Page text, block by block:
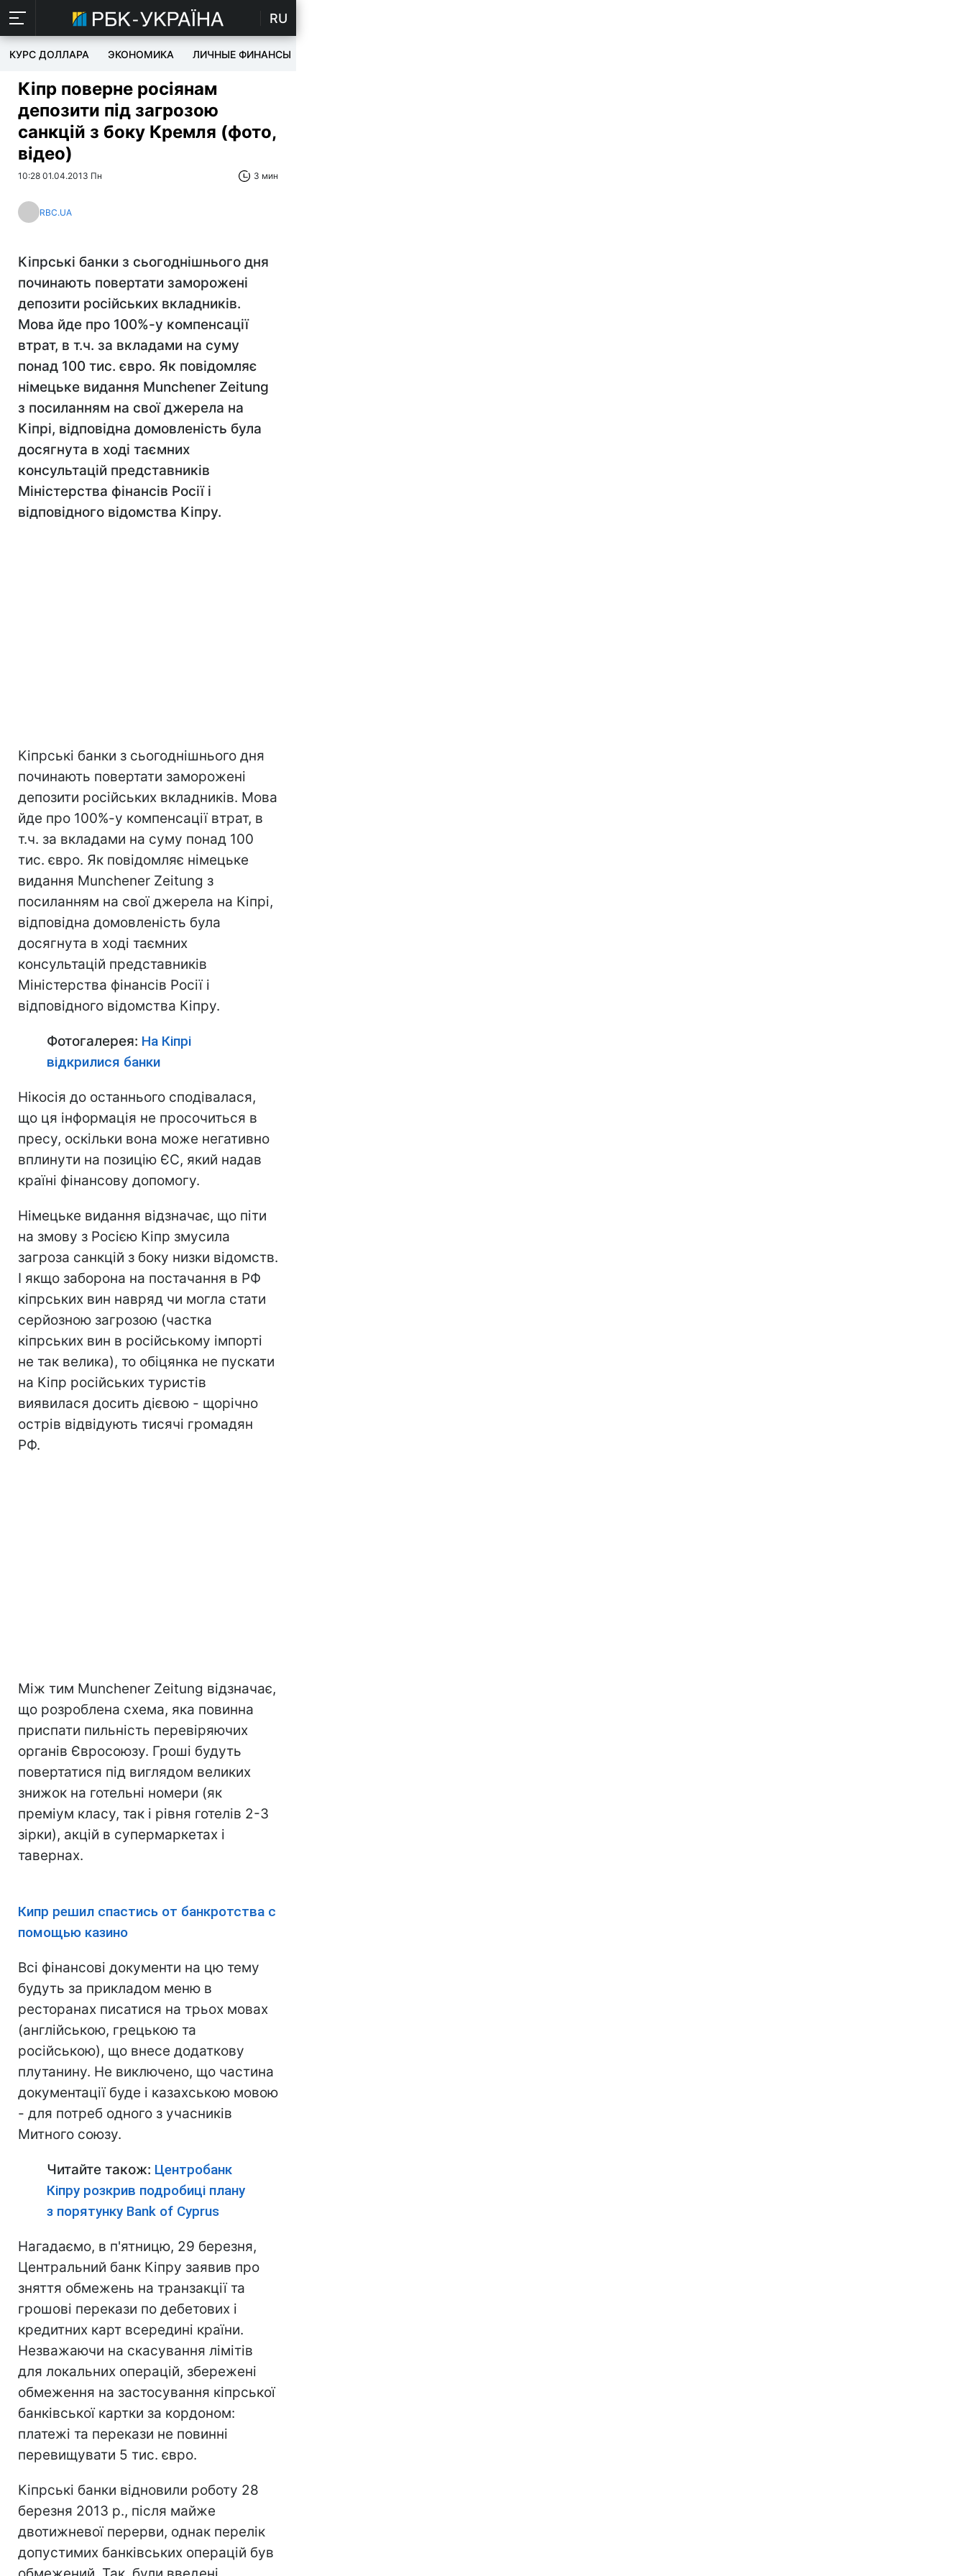
RU
КУРС ДОЛЛАРА ЭКОНОМИКА ЛИЧНЫЕ ФИНАНСЫ
Кіпр поверне росіянам
депозити під загрозою
санкцій з боку Кремля (фото,
відео)
10:28 01.04.2013 Пн 3 мин
RBC.UA
Кіпрські банки з сьогоднішнього дня
починають повертати заморожені
депозити російських вкладників.
Мова йде про 100%-у компенсації
втрат, в т.ч. за вкладами на суму
понад 100 тис. євро. Як повідомляє
німецьке видання Munchener Zeitung
з посиланням на свої джерела на
Кіпрі, відповідна домовленість була
досягнута в ході таємних
консультацій представників
Міністерства фінансів Росії і
відповідного відомства Кіпру.
Кіпрські банки з сьогоднішнього дня
починають повертати заморожені
депозити російських вкладників. Мова
йде про 100%-у компенсації втрат, в
т.ч. за вкладами на суму понад 100
тис. євро. Як повідомляє німецьке
видання Munchener Zeitung з
посиланням на свої джерела на Кіпрі,
відповідна домовленість була
досягнута в ході таємних
консультацій представників
Міністерства фінансів Росії і
відповідного відомства Кіпру.
Фотогалерея: На Кіпрі
відкрилися банки
Нікосія до останнього сподівалася,
що ця інформація не просочиться в
пресу, оскільки вона може негативно
вплинути на позицію ЄС, який надав
країні фінансову допомогу.
Німецьке видання відзначає, що піти
на змову з Росією Кіпр змусила
загроза санкцій з боку низки відомств.
І якщо заборона на постачання в РФ
кіпрських вин навряд чи могла стати
серйозною загрозою (частка
кіпрських вин в російському імпорті
не так велика), то обіцянка не пускати
на Кіпр російських туристів
виявилася досить дієвою - щорічно
острів відвідують тисячі громадян
РФ.
Між тим Munchener Zeitung відзначає,
що розроблена схема, яка повинна
приспати пильність перевіряючих
органів Євросоюзу. Гроші будуть
повертатися під виглядом великих
знижок на готельні номери (як
преміум класу, так і рівня готелів 2-3
зірки), акцій в супермаркетах і
тавернах.
Кипр решил спастись от банкротства с
помощью казино
Всі фінансові документи на цю тему
будуть за прикладом меню в
ресторанах писатися на трьох мовах
(англійською, грецькою та
російською), що внесе додаткову
плутанину. Не виключено, що частина
документації буде і казахською мовою
- для потреб одного з учасників
Митного союзу.
Читайте також: Центробанк
Кіпру розкрив подробиці плану
з порятунку Bank of Cyprus
Нагадаємо, в п'ятницю, 29 березня,
Центральний банк Кіпру заявив про
зняття обмежень на транзакції та
грошові перекази по дебетових і
кредитних карт всередині країни.
Незважаючи на скасування лімітів
для локальних операцій, збережені
обмеження на застосування кіпрської
банківської картки за кордоном:
платежі та перекази не повинні
перевищувати 5 тис. євро.
Кіпрські банки відновили роботу 28
березня 2013 р., після майже
двотижневої перерви, однак перелік
допустимих банківських операцій був